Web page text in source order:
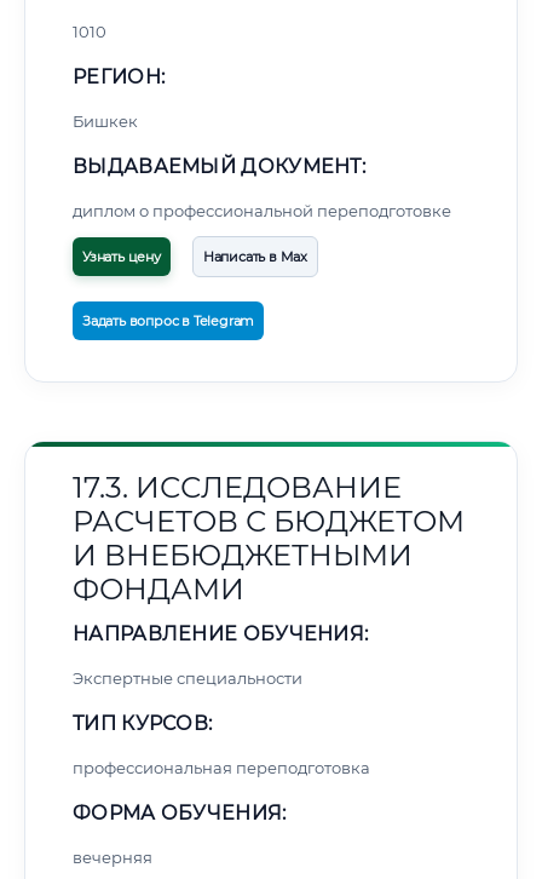
1010
РЕГИОН:
Бишкек
ВЫДАВАЕМЫЙ ДОКУМЕНТ:
диплом о профессиональной переподготовке
Узнать цену Написать в Max
Задать вопрос в Telegram
17.3. ИССЛЕДОВАНИЕ
РАСЧЕТОВ С БЮДЖЕТОМ
И ВНЕБЮДЖЕТНЫМИ
ФОНДАМИ
НАПРАВЛЕНИЕ ОБУЧЕНИЯ:
Экспертные специальности
ТИП КУРСОВ:
профессиональная переподготовка
ФОРМА ОБУЧЕНИЯ:
вечерняя